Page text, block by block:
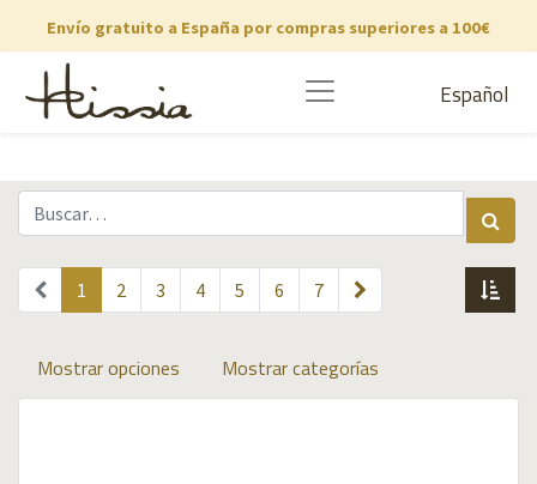
Envío gratuito a España por compras superiores a 100€
Español
1 2 3 4 5 6 7
Mostrar opciones Mostrar categorías